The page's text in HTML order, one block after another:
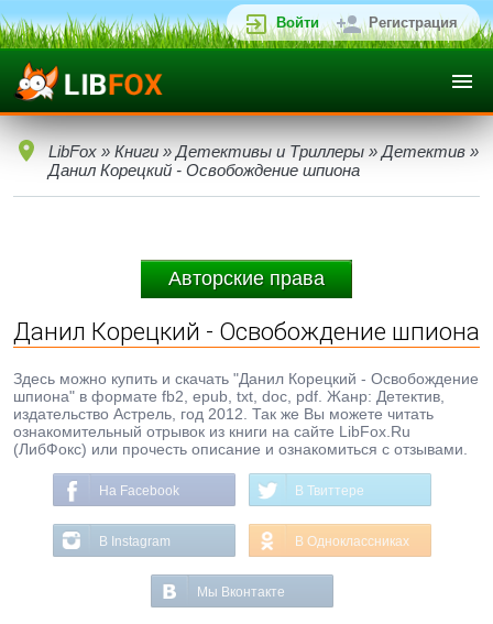
Войти Регистрация
LibFox » Книги » Детективы и Триллеры » Детектив »
Данил Корецкий - Освобождение шпиона
Авторские права
Данил Корецкий - Освобождение шпиона
Здесь можно купить и скачать "Данил Корецкий - Освобождение
шпиона" в формате fb2, epub, txt, doc, pdf. Жанр: Детектив,
издательство Астрель, год 2012. Так же Вы можете читать
ознакомительный отрывок из книги на сайте LibFox.Ru
(ЛибФокс) или прочесть описание и ознакомиться с отзывами.
На Facebook В Твиттере
В Instagram В Одноклассниках
Мы Вконтакте